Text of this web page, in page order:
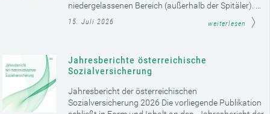
niedergelassenen Bereich (außerhalb der Spitäler). ...
15. Juli 2026 weiterlesen
Jahresberichte österreichische
Sozialversicherung
Jahresbericht der österreichischen
Sozialversicherung 2026 Die vorliegende Publikation